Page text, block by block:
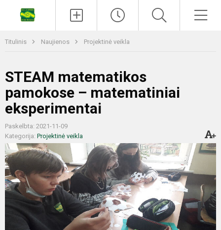
Titulinis Naujienos Projektinė veikla
STEAM matematikos
pamokose – matematiniai
eksperimentai
Paskelbta: 2021-11-09
Kategorija: Projektinė veikla